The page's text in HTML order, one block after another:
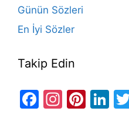
Günün Sözleri
En İyi Sözler
Takip Edin
Facebook